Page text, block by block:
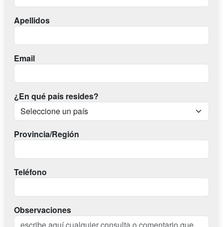
Apellidos
Email
¿En qué país resides?
Provincia/Región
Teléfono
Observaciones